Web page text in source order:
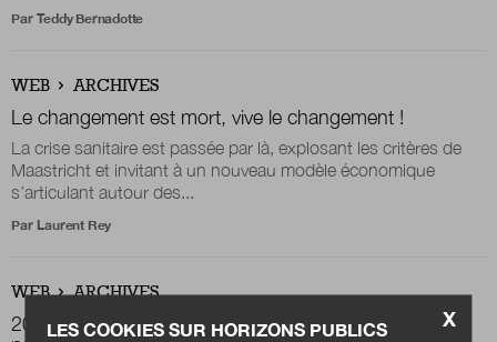
Par Teddy Bernadotte
WEB ARCHIVES
Le changement est mort, vive le changement !
La crise sanitaire est passée par là, explosant les critères de
Maastricht et invitant à un nouveau modèle économique
s’articulant autour des...
Par Laurent Rey
WEB ARCHIVES
2021, objectif parité dans les territoires : n’attendons
X
LES COOKIES SUR HORIZONS PUBLICS